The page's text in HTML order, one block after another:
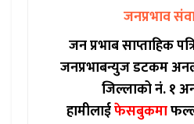
जनप्रभाव
जन प्रभाब साप्ताहिक
जनप्रभाबन्युज डटकम
जिल्लाको नं. १
हामीलाईफेसबुकमा